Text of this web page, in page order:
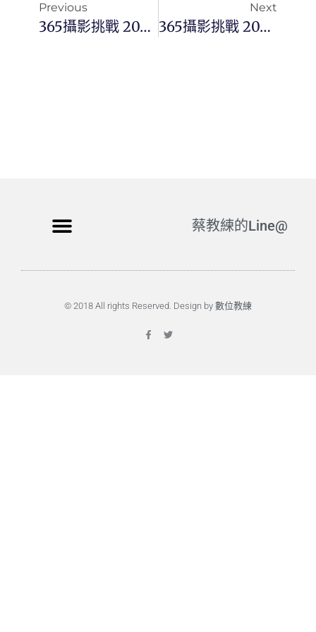
Previous
365攝影挑戰 20260617(三)167/365 Day3821
Next
365攝影挑戰 20260619(五)169/365 Day3823
蔡教練的Line@
© 2018 All rights Reserved. Design by 數位教練